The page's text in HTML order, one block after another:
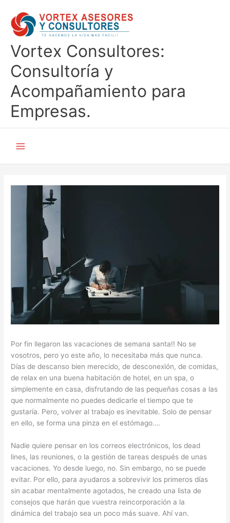
contenido
Vortex Consultores:
Consultoría y
Acompañamiento para
Empresas.
Por fin llegaron las vacaciones de semana santa!! No se
vosotros, pero yo este año, lo necesitaba más que nunca.
Días de descanso bien merecido, de desconexión, de comidas,
de relax en una buena habitación de hotel, en un spa, o
simplemente en casa, disfrutando de las pequeñas cosas a las
que normalmente no puedes dedicarle el tiempo que te
gustaría. Pero, volver al trabajo es inevitable. Solo de pensar
en ello, se forma una pinza en el estómago….
Nadie quiere pensar en los correos electrónicos, los dead
lines, las reuniones, o la gestión de tareas después de unas
vacaciones. Yo desde luego, no. Sin embargo, no se puede
evitar. Por ello, para ayudaros a sobrevivir los primeros días
sin acabar mentalmente agotados, he creado una lista de
consejos que harán que vuestra reincorporación a la
dinámica del trabajo sea un poco más suave. Ahí van.